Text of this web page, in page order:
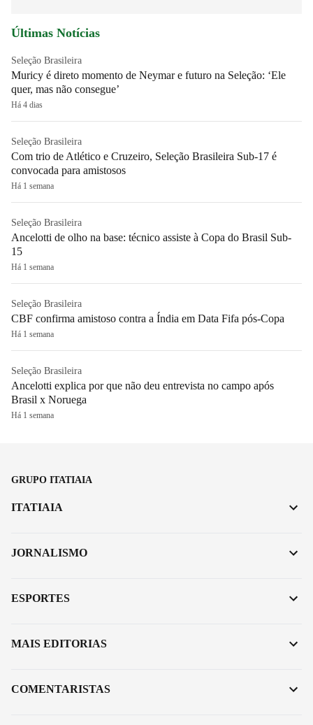
Últimas Notícias
Seleção Brasileira
Muricy é direto momento de Neymar e futuro na Seleção: ‘Ele
quer, mas não consegue’
Há 4 dias
Seleção Brasileira
Com trio de Atlético e Cruzeiro, Seleção Brasileira Sub-17 é
convocada para amistosos
Há 1 semana
Seleção Brasileira
Ancelotti de olho na base: técnico assiste à Copa do Brasil Sub-
15
Há 1 semana
Seleção Brasileira
CBF confirma amistoso contra a Índia em Data Fifa pós-Copa
Há 1 semana
Seleção Brasileira
Ancelotti explica por que não deu entrevista no campo após
Brasil x Noruega
Há 1 semana
GRUPO ITATIAIA
ITATIAIA
JORNALISMO
ESPORTES
MAIS EDITORIAS
COMENTARISTAS